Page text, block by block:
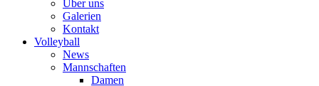
Über uns
Galerien
Kontakt
Volleyball
News
Mannschaften
Damen